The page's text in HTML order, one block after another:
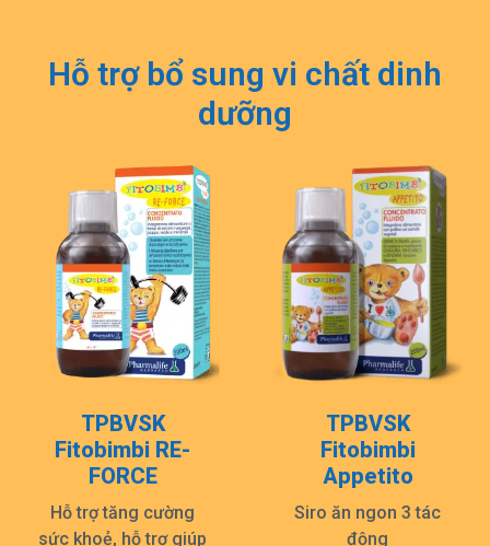
Hỗ trợ bổ sung vi chất dinh
dưỡng
TPBVSK
Fitobimbi RE-
FORCE
Hỗ trợ tăng cường
sức khoẻ, hỗ trợ giúp
TPBVSK
Fitobimbi
Appetito
Siro ăn ngon 3 tác
động